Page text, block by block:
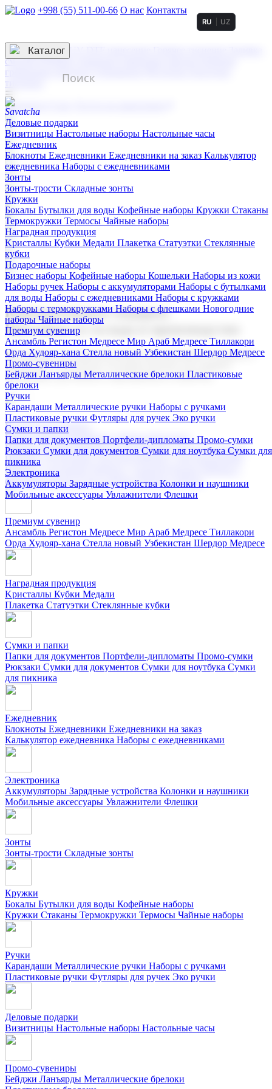
+998 (55) 511-00-66 О нас Контакты
3D гравировка
смолой (Doming)
гравировка твердая
тиснение
RU UZ
☰
Контакты
Каталог
Деловые подарки
Визитницы Настольные наборы Настольные часы
Ежедневник
Блокноты Ежедневники Ежедневники на заказ Калькулятор
ежедневника Наборы с ежедневниками
Зонты
Зонты-трости Складные зонты
Кружки
Бокалы Бутылки для воды Кофейные наборы Кружки Стаканы
Термокружки Термосы Чайные наборы
Наградная продукция
Kристаллы Кубки Медали Плакетка Статуэтки Стеклянные
кубки
Подарочные наборы
Бизнес наборы Кофейные наборы Кошельки Наборы из кожи
Наборы ручек Наборы с аккумуляторами Наборы с бутылками
для воды Наборы с ежедневниками Наборы с кружками
Наборы с термокружками Наборы с флешками Новогодние
наборы Чайные наборы
Премиум сувенир
Ансамбль Регистон Медресе Мир Араб Медресе Тиллакори
Орда Худояр-хана Стелла новый Узбекистан Шердор Медресе
Промо-сувениры
Бейджи Ланъярды Металлические брелоки Пластиковые
брелоки
Ручки
Карандаши Металлические ручки Наборы с ручками
Пластиковые ручки Футляры для ручек Эко ручки
Сумки и папки
Папки для документов Портфели-дипломаты Промо-сумки
Рюкзаки Сумки для документов Сумки для ноутбука Сумки для
пикника
Электроника
Аккумуляторы Зарядные устройства Колонки и наушники
Мобильные аксессуары Увлажнители Флешки
Корпоративные подарки
Поставка со склада и производство
Мы предлагаем широкий выбор корпоративных подарков и
сувениров с логотипом. В нашем каталоге вы найдете
продукцию для бизнеса, мероприятия и клиентов.
Подарочные наборы
Бизнес наборыКофейные наборы Кошельки
Наборы из кожиНаборы ручекНаборы с аккумуляторами
Наборы с бутылками для воды
Наборы с ежедневниками
Наборы с кружками
флешкамиНовогодние наборыЧайные наборы
Премиум сувенир
Ансамбль Регистон Медресе Мир Араб Медресе Тиллакори
Орда Худояр-хана Стелла новый Узбекистан Шердор Медресе
Наградная продукция
Kристаллы Кубки Медали
Плакетка Статуэтки Стеклянные кубки
Сумки и папки
Папки для документов Портфели-дипломаты Промо-сумки
Рюкзаки Сумки для документов Сумки для ноутбука Сумки
для пикника
Ежедневник
Блокноты Ежедневники Ежедневники на заказ
Калькулятор ежедневника Наборы с ежедневниками
Электроника
Аккумуляторы Зарядные устройства Колонки и наушники
Мобильные аксессуары Увлажнители Флешки
Зонты
Зонты-трости Складные зонты
Кружки
Бокалы Бутылки для воды Кофейные наборы
Кружки Стаканы Термокружки Термосы Чайные наборы
Ручки
Карандаши Металлические ручки Наборы с ручками
Пластиковые ручки Футляры для ручек Эко ручки
Деловые подарки
Визитницы Настольные наборы Настольные часы
Промо-сувениры
Бейджи Ланъярды Металлические брелоки